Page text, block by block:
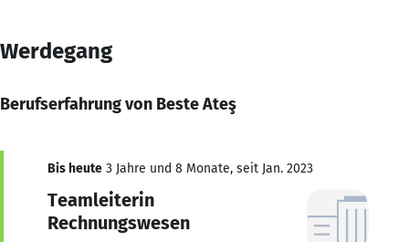
Werdegang
Berufserfahrung von Beste Ateş
Bis heute 3 Jahre und 8 Monate, seit Jan. 2023
Teamleiterin
Rechnungswesen